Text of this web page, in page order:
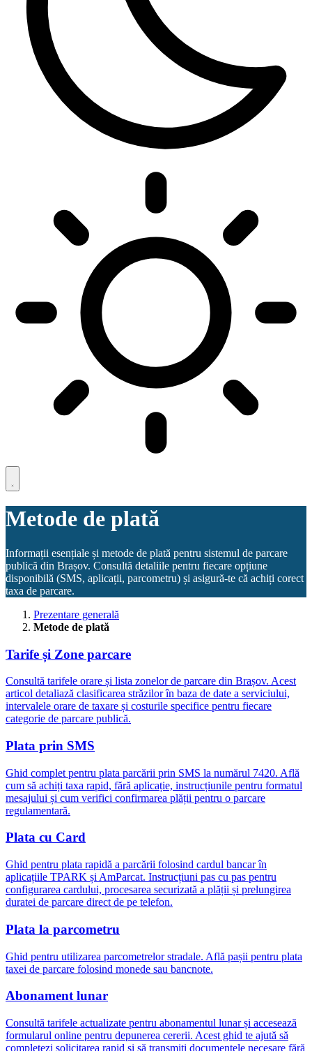
Metode de plată
Informații esențiale și metode de plată pentru sistemul de parcare
publică din Brașov. Consultă detaliile pentru fiecare opțiune
disponibilă (SMS, aplicații, parcometru) și asigură-te că achiți corect
taxa de parcare.
Prezentare generală
Metode de plată
Tarife și Zone parcare
Consultă tarifele orare și lista zonelor de parcare din Brașov. Acest
articol detaliază clasificarea străzilor în baza de date a serviciului,
intervalele orare de taxare și costurile specifice pentru fiecare
categorie de parcare publică.
Plata prin SMS
Ghid complet pentru plata parcării prin SMS la numărul 7420. Află
cum să achiți taxa rapid, fără aplicație, instrucțiunile pentru formatul
mesajului și cum verifici confirmarea plății pentru o parcare
regulamentară.
Plata cu Card
Ghid pentru plata rapidă a parcării folosind cardul bancar în
aplicațiile TPARK și AmParcat. Instrucțiuni pas cu pas pentru
configurarea cardului, procesarea securizată a plății și prelungirea
duratei de parcare direct de pe telefon.
Plata la parcometru
Ghid pentru utilizarea parcometrelor stradale. Află pașii pentru plata
taxei de parcare folosind monede sau bancnote.
Abonament lunar
Consultă tarifele actualizate pentru abonamentul lunar și accesează
formularul online pentru depunerea cererii. Acest ghid te ajută să
completezi solicitarea rapid și să transmiți documentele necesare fără